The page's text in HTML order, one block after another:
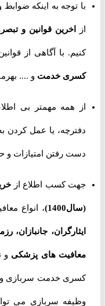
با توجه به اینکه ضوابط و
اخرین قوانین و تبصره
کنیم. با آگاهی از قوانین
کسری خدمتو .... بهرمند
از همه مهمتر بی
دفترچه، یا عمل کردن به
دست رفتن امتیازات و
جهت کسب اطلاع ازخرید
(سال1400) ، انواع معافیت
ایثارگران، جانبازان،
معافیت های پزشکیو
کسری خدمت سربازی و
وظیفه سربازی می